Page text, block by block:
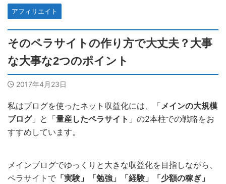
アフィリエイト
そのペラサイトの作り方で大丈夫？大事
な大事な2つのポイント
2017年4月23日
私はブログを使ったネット収益化には、「メインの大規模
ブログ」と「量産したペラサイト 」の2本柱での戦略をお
すすめしています。
メインブログでゆっくりと大きな収益化を目指しながら、
ペラサイトで 「実験」「勉強」「経験」「少額の稼ぎ」